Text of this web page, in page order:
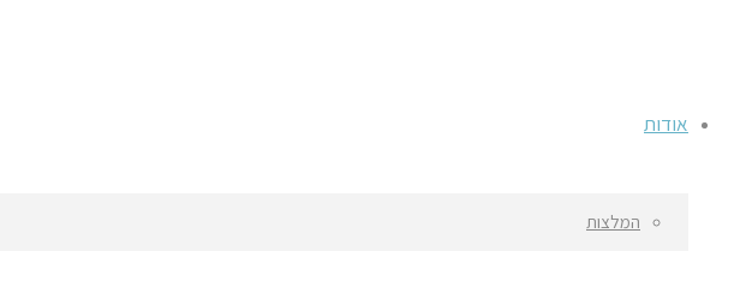
אודות
המלצות